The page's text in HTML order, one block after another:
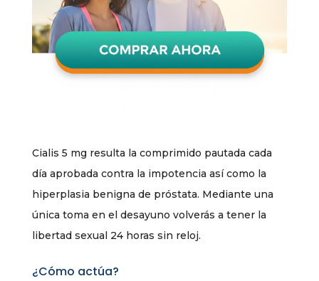
Cialis 5 mg resulta la comprimido pautada cada
día aprobada contra la impotencia así como la
hiperplasia benigna de próstata. Mediante una
única toma en el desayuno volverás a tener la
libertad sexual 24 horas sin reloj.
¿Cómo actúa?